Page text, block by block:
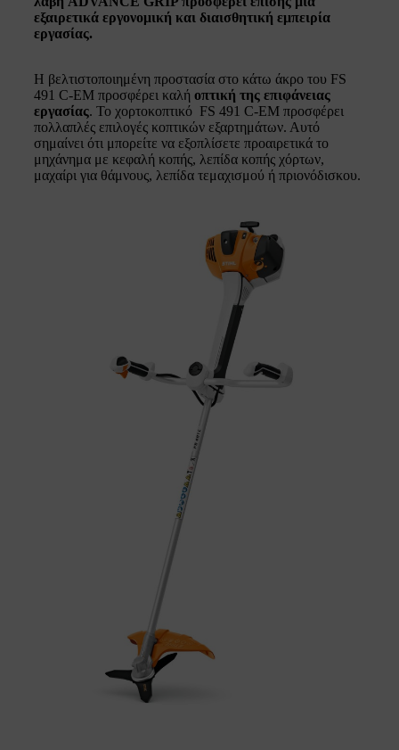
εξαιρετικά εργονομική και διαισθητική εμπειρία
εργασίας.
Η βελτιστοποιημένη προστασία στο κάτω άκρο του FS
491 C-EM προσφέρει καλή οπτική της επιφάνειας
εργασίας. Το χορτοκοπτικό FS 491 C-EM προσφέρει
πολλαπλές επιλογές κοπτικών εξαρτημάτων. Αυτό
σημαίνει ότι μπορείτε να εξοπλίσετε προαιρετικά το
μηχάνημα με κεφαλή κοπής, λεπίδα κοπής χόρτων,
μαχαίρι για θάμνους, λεπίδα τεμαχισμού ή πριονόδισκου.